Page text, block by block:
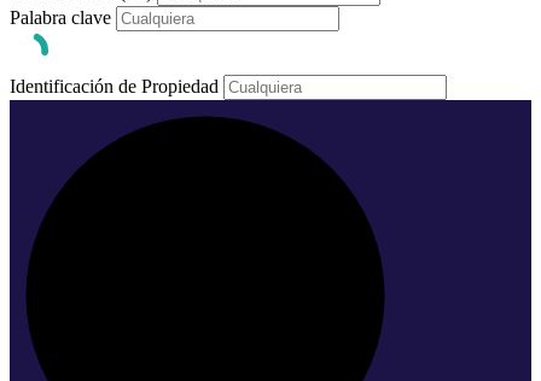
Palabra clave
Identificación de Propiedad